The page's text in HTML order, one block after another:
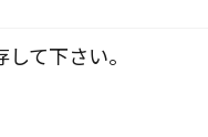
て下さい。